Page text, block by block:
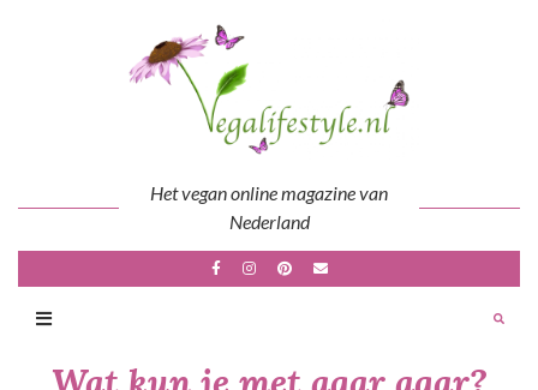
Het vegan online magazine van
Nederland